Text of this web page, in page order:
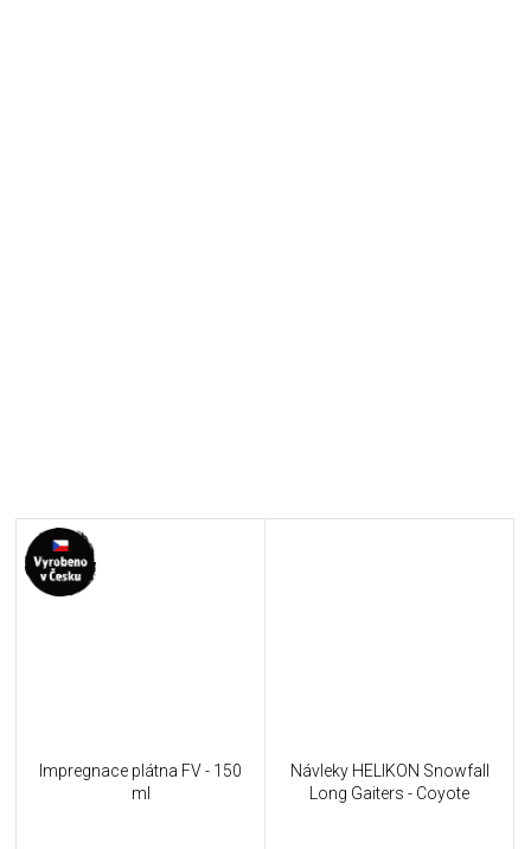
Impregnace plátna FV - 150
ml
Návleky HELIKON Snowfall
Long Gaiters - Coyote